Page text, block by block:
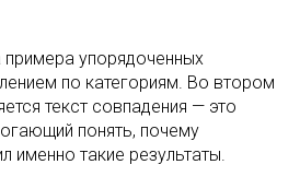
упорядоченных
по категориям. Во втором
текст совпадения — это
понять, почему
именно такие результаты.